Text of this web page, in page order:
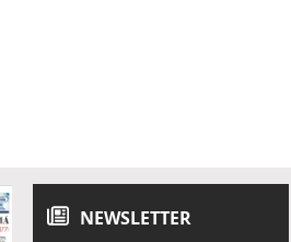
NEWSLETTER